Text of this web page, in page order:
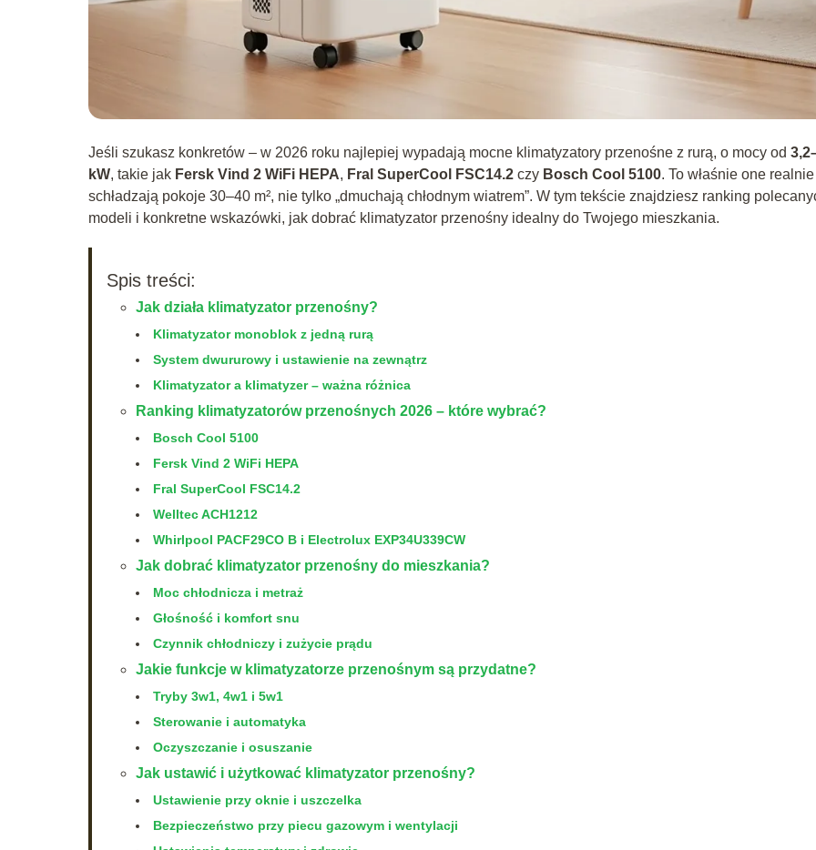
Jeśli szukasz konkretów – w 2026 roku najlepiej wypadają mocne klimatyzatory przenośne z rurą, o mocy od
kW, takie jak Fersk Vind 2 WiFi HEPA, Fral SuperCool FSC14.2 czy Bosch Cool 5100. To właśnie one realnie
schładzają pokoje 30–40 m², nie tylko „dmuchają chłodnym wiatrem”. W tym tekście znajdziesz ranking
modeli i konkretne wskazówki, jak dobrać klimatyzator przenośny idealny do Twojego mieszkania.
Spis treści:
Jak działa klimatyzator przenośny?
Klimatyzator monoblok z jedną rurą
System dwururowy i ustawienie na zewnątrz
Klimatyzator a klimatyzer – ważna różnica
Ranking klimatyzatorów przenośnych 2026 – które wybrać?
Bosch Cool 5100
Fersk Vind 2 WiFi HEPA
Fral SuperCool FSC14.2
Welltec ACH1212
Whirlpool PACF29CO B i Electrolux EXP34U339CW
Jak dobrać klimatyzator przenośny do mieszkania?
Moc chłodnicza i metraż
Głośność i komfort snu
Czynnik chłodniczy i zużycie prądu
Jakie funkcje w klimatyzatorze przenośnym są przydatne?
Tryby 3w1, 4w1 i 5w1
Sterowanie i automatyka
Oczyszczanie i osuszanie
Jak ustawić i użytkować klimatyzator przenośny?
Ustawienie przy oknie i uszczelka
Bezpieczeństwo przy piecu gazowym i wentylacji